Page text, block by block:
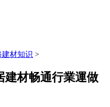
建材知识 >
建材畅通行業運做